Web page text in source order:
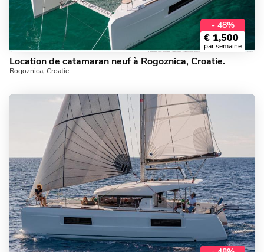
- 48%
€ 1,500
par semaine
Location de catamaran neuf à Rogoznica, Croatie.
Rogoznica, Croatie